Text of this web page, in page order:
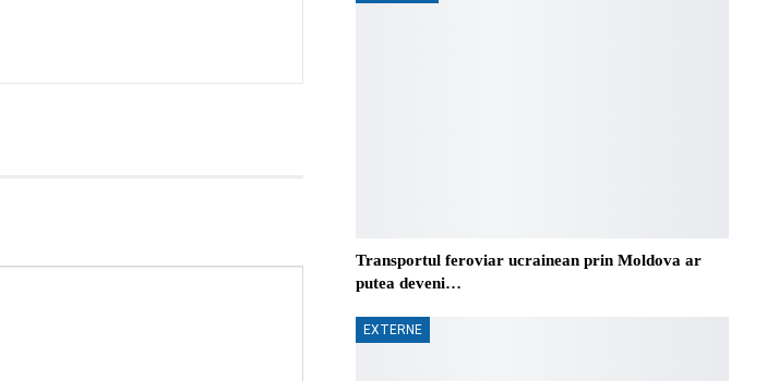
Transportul feroviar ucrainean prin Moldova ar
putea deveni…
EXTERNE